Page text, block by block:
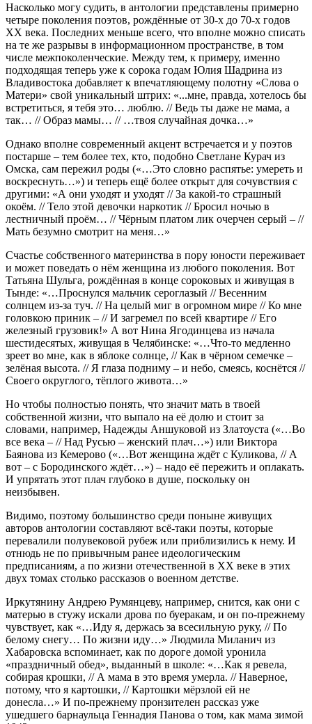
Насколько могу судить, в антологии представлены примерно
четыре поколения поэтов, рождённые от 30-х до 70-х годов
XX века. Последних меньше всего, что вполне можно списать
на те же разрывы в информационном пространстве, в том
числе межпоколенческие. Между тем, к примеру, именно
подходящая теперь уже к сорока годам Юлия Шадрина из
Владивостока добавляет к впечатляющему полотну «Слова о
Матери» свой уникальный штрих: «...мне, правда, хотелось бы
встретиться, я тебя это… люблю. // Ведь ты даже не мама, а
так… // Образ мамы… // …твоя случайная дочка…»
Однако вполне современный акцент встречается и у поэтов
постарше – тем более тех, кто, подобно Светлане Курач из
Омска, сам пережил роды («…Это словно распятье: умереть и
воскреснуть…») и теперь ещё более открыт для сочувствия с
другими: «А они уходят и уходят // За какой-то страшный
окоём. // Тело этой девочки наркотик // Бросил ночью в
лестничный проём… // Чёрным платом лик очерчен серый – //
Мать безумно смотрит на меня…»
Счастье собственного материнства в пору юности переживает
и может поведать о нём женщина из любого поколения. Вот
Татьяна Шульга, рождённая в конце сороковых и живущая в
Тынде: «…Проснулся мальчик сероглазый // Весенним
солнцем из-за туч. // На целый миг в огромном мире // Ко мне
головкою приник – // И загремел по всей квартире // Его
железный грузовик!» А вот Нина Ягодинцева из начала
шестидесятых, живущая в Челябинске: «…Что-то медленно
зреет во мне, как в яблоке солнце, // Как в чёрном семечке –
зелёная высота. // Я глаза подниму – и небо, смеясь, коснётся //
Своего округлого, тёплого живота…»
Но чтобы полностью понять, что значит мать в твоей
собственной жизни, что выпало на её долю и стоит за
словами, например, Надежды Аншуковой из Златоуста («…Во
все века – // Над Русью – женский плач…») или Виктора
Баянова из Кемерово («…Вот женщина ждёт с Куликова, // А
вот – с Бородинского ждёт…») – надо её пережить и оплакать.
И упрятать этот плач глубоко в душе, поскольку он
неизбывен.
Видимо, поэтому большинство среди поныне живущих
авторов антологии составляют всё-таки поэты, которые
перевалили полувековой рубеж или приблизились к нему. И
отнюдь не по привычным ранее идеологическим
предписаниям, а по жизни отечественной в XX веке в этих
двух томах столько рассказов о военном детстве.
Иркутянину Андрею Румянцеву, например, снится, как они с
матерью в стужу искали дрова по буеракам, и он по-прежнему
чувствует, как «…Иду я, держась за всесильную руку, // По
белому снегу… По жизни иду…» Людмила Миланич из
Хабаровска вспоминает, как по дороге домой уронила
«праздничный обед», выданный в школе: «…Как я ревела,
собирая крошки, // А мама в это время умерла. // Наверное,
потому, что я картошки, // Картошки мёрзлой ей не
донесла…» И по-прежнему пронзителен рассказ уже
ушедшего барнаульца Геннадия Панова о том, как мама зимой